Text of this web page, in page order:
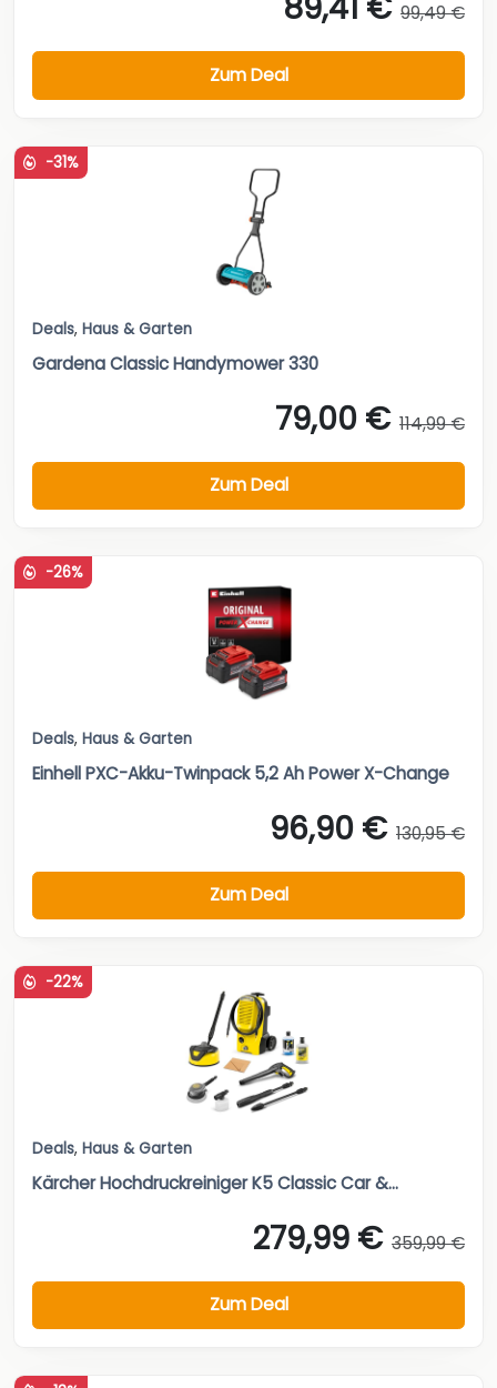
89,41 € 99,49 €
Zum Deal
-31%
Deals, Haus & Garten
Gardena Classic Handymower 330
79,00 € 114,99 €
Zum Deal
-26%
Deals, Haus & Garten
Einhell PXC-Akku-Twinpack 5,2 Ah Power X-Change
96,90 € 130,95 €
Zum Deal
-22%
Deals, Haus & Garten
Kärcher Hochdruckreiniger K5 Classic Car &...
279,99 € 359,99 €
Zum Deal